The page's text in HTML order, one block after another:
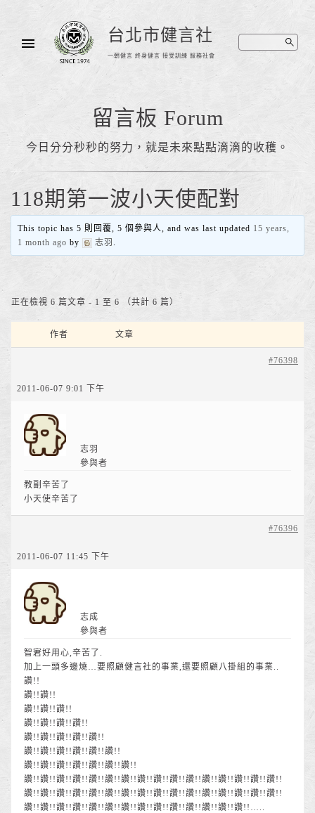
台北市健言社
一朝健言 終身健言 接受訓練 服務社會
留言板 Forum
今日分分秒秒的努力，就是未來點點滴滴的收穫。
118期第一波小天使配對
This topic has 5 則回覆, 5 個參與人, and was last updated 15 years,
1 month ago by 志羽 .
正在檢視 6 篇文章 - 1 至 6 （共計 6 篇）
作者 文章
2011-06-07 9:01 下午
#76398
志羽
參與者
教副辛苦了
小天使辛苦了
2011-06-07 11:45 下午
#76396
志成
參與者
智宭好用心,辛苦了.
加上一頭多邊燒…要照顧健言社的事業,還要照顧八掛組的事業..
讚!!
讚!!讚!!
讚!!讚!!讚!!
讚!!讚!!讚!!讚!!
讚!!讚!!讚!!讚!!讚!!
讚!!讚!!讚!!讚!!讚!!讚!!
讚!!讚!!讚!!讚!!讚!!讚!!讚!!
讚!!讚!!讚!!讚!!讚!!讚!!讚!!讚!!讚!!讚!!讚!!讚!!讚!!讚!!讚!!讚!!
讚!!讚!!讚!!讚!!讚!!讚!!讚!!讚!!讚!!讚!!讚!!讚!!讚!!讚!!讚!!讚!!
讚!!讚!!讚!!讚!!讚!!讚!!讚!!讚!!讚!!讚!!讚!!讚!!讚!!讚!!…..